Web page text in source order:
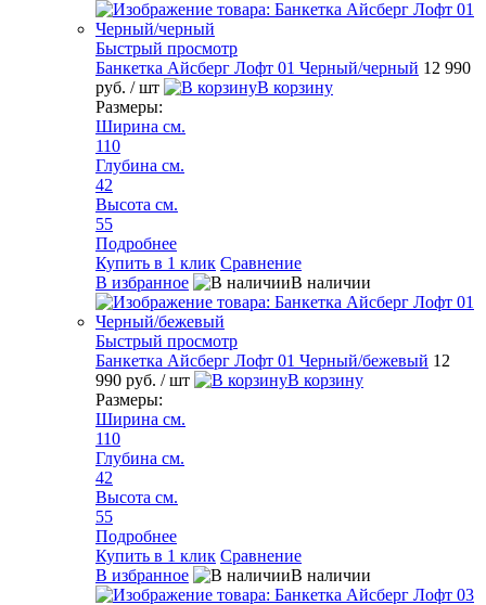
Быстрый просмотр
Банкетка Айсберг Лофт 01 Черный/черный 12 990
руб. / шт
В корзину
Размеры:
Ширина см.
110
Глубина см.
42
Высота см.
55
Подробнее
Купить в 1 клик Сравнение
В избранное
В наличии
Быстрый просмотр
Банкетка Айсберг Лофт 01 Черный/бежевый 12
990 руб. / шт
В корзину
Размеры:
Ширина см.
110
Глубина см.
42
Высота см.
55
Подробнее
Купить в 1 клик Сравнение
В избранное
В наличии